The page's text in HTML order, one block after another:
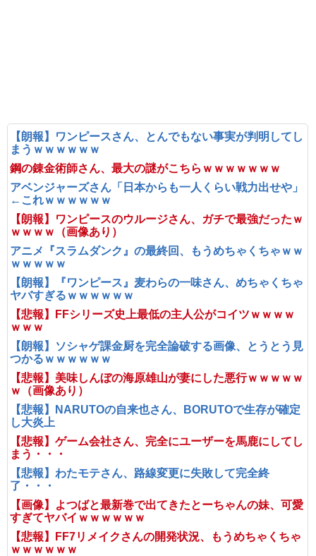
【朗報】ワンピースさん、とんでもない事実が判明してし
まうｗｗｗｗｗｗ
鋼の錬金術師さん、最大の謎がこちらｗｗｗｗｗｗｗ
アベンジャーズさん「日本からも一人くらい戦力出せや」
←これｗｗｗｗｗｗ
【朗報】ワンピースのウルージさん、ガチで最強だったｗ
ｗｗｗｗ（画像あり）
アニメ『スラムダンク』の最終回、もうめちゃくちゃｗｗ
ｗｗｗｗｗ
【朗報】『ワンピース』麦わらの一味さん、めちゃくちゃ
ヤバすぎるｗｗｗｗｗｗ
【悲報】FFシリーズ史上最低の主人公がコイツｗｗｗｗ
ｗｗｗ
【朗報】ソシャゲ課金厨を完全論破する画像、とうとう見
つかるｗｗｗｗｗｗ
【悲報】美味しんぼの海原雄山が妻にした悪行ｗｗｗｗｗ
ｗ（画像あり）
【悲報】NARUTOの自来也さん、BORUTOで生存が確定
し大炎上
【悲報】ゲーム会社さん、完全にユーザーを馬鹿にしてし
まう・・・
【悲報】わたモテさん、路線変更に失敗して完全終
了・・・
【画像】よつばと最新巻で出てきたとーちゃんの妹、可愛
すぎてヤバイｗｗｗｗｗｗ
【悲報】FF7リメイクさんの開発状況、もうめちゃくちゃ
ｗｗｗｗｗｗ